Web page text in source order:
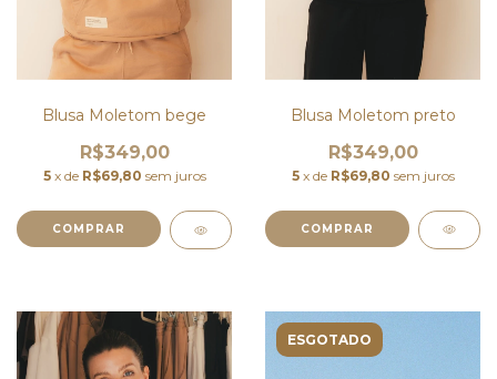
Blusa Moletom bege
R$349,00
5 x de R$69,80 sem juros
COMPRAR
Blusa Moletom preto
R$349,00
5 x de R$69,80 sem juros
COMPRAR
ESGOTADO